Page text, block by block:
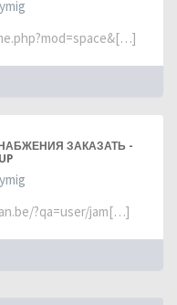
ЗАКАЗАТЬ -
?qa=user/jam[…]